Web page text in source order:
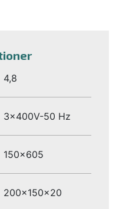
4,8
3x400V-50 Hz
150x605
200x150x20